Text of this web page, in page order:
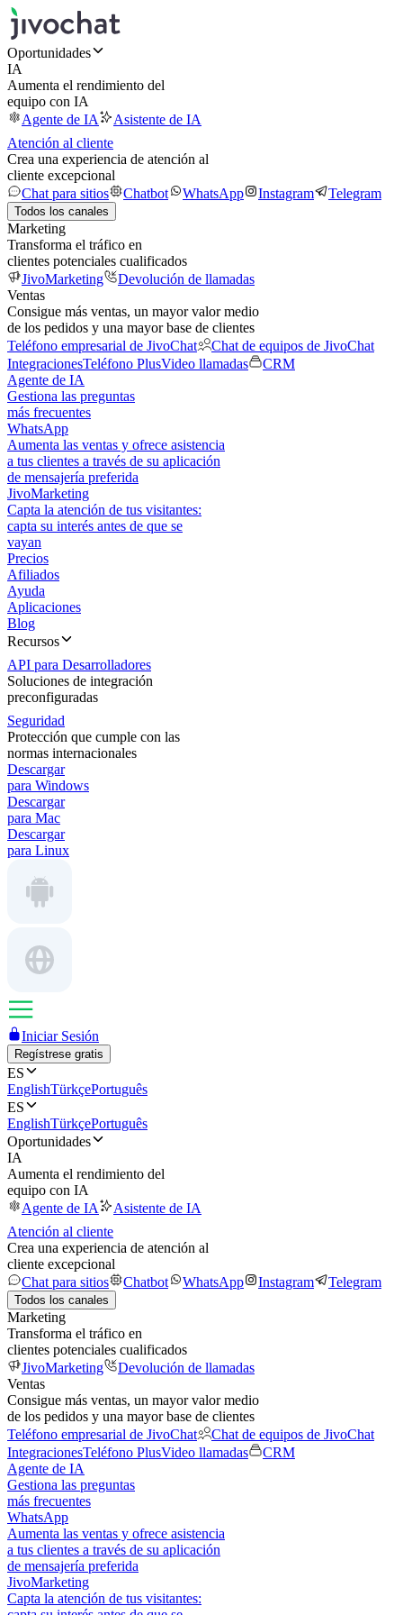
Oportunidades
IA
Aumenta el rendimiento del
equipo con IA
Agente de IA
Asistente de IA
Atención al cliente
Crea una experiencia de atención al
cliente excepcional
Chat para sitios
Chatbot WhatsApp Instagram Telegram
Todos los canales
Marketing
Transforma el tráfico en
clientes potenciales cualificados
JivoMarketing
Devolución de llamadas
Ventas
Consigue más ventas, un mayor valor medio
de los pedidos y una mayor base de clientes
Teléfono empresarial de JivoChat
Chat de equipos de JivoChat
IntegracionesTeléfono PlusVideo llamadas
CRM
Agente de IA
Gestiona las preguntas
más frecuentes
WhatsApp
Aumenta las ventas y ofrece asistencia
a tus clientes a través de su aplicación
de mensajería preferida
JivoMarketing
Capta la atención de tus visitantes:
capta su interés antes de que se
vayan
Precios
Afiliados
Ayuda
Aplicaciones
Blog
Recursos
API para Desarrolladores
Soluciones de integración
preconfiguradas
Seguridad
Protección que cumple con las
normas internacionales
Descargar
para Windows
Descargar
para Mac
Descargar
para Linux
Iniciar Sesión
Regístrese gratis
ES
EnglishTürkçePortuguês
ES
EnglishTürkçePortuguês
Oportunidades
IA
Aumenta el rendimiento del
equipo con IA
Agente de IA
Asistente de IA
Atención al cliente
Crea una experiencia de atención al
cliente excepcional
Chat para sitios
Chatbot WhatsApp Instagram Telegram
Todos los canales
Marketing
Transforma el tráfico en
clientes potenciales cualificados
JivoMarketing
Devolución de llamadas
Ventas
Consigue más ventas, un mayor valor medio
de los pedidos y una mayor base de clientes
Teléfono empresarial de JivoChat
Chat de equipos de JivoChat
IntegracionesTeléfono PlusVideo llamadas
CRM
Agente de IA
Gestiona las preguntas
más frecuentes
WhatsApp
Aumenta las ventas y ofrece asistencia
a tus clientes a través de su aplicación
de mensajería preferida
JivoMarketing
Capta la atención de tus visitantes: